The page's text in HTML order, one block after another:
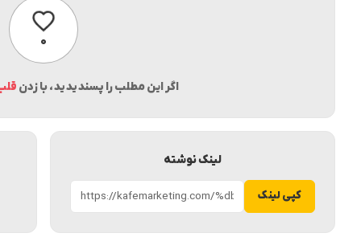
۰پسندیدن
اگر این مطلب را پسندیدید، با زدن
لینک نوشته
کپی لینک